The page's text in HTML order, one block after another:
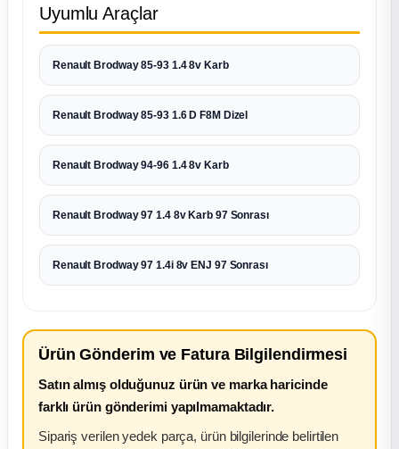
Uyumlu Araçlar
Renault Brodway 85-93 1.4 8v Karb
Renault Brodway 85-93 1.6 D F8M Dizel
Renault Brodway 94-96 1.4 8v Karb
Renault Brodway 97 1.4 8v Karb 97 Sonrası
Renault Brodway 97 1.4i 8v ENJ 97 Sonrası
Ürün Gönderim ve Fatura Bilgilendirmesi
Satın almış olduğunuz ürün ve marka haricinde
farklı ürün gönderimi yapılmamaktadır.
Sipariş verilen yedek parça, ürün bilgilerinde belirtilen